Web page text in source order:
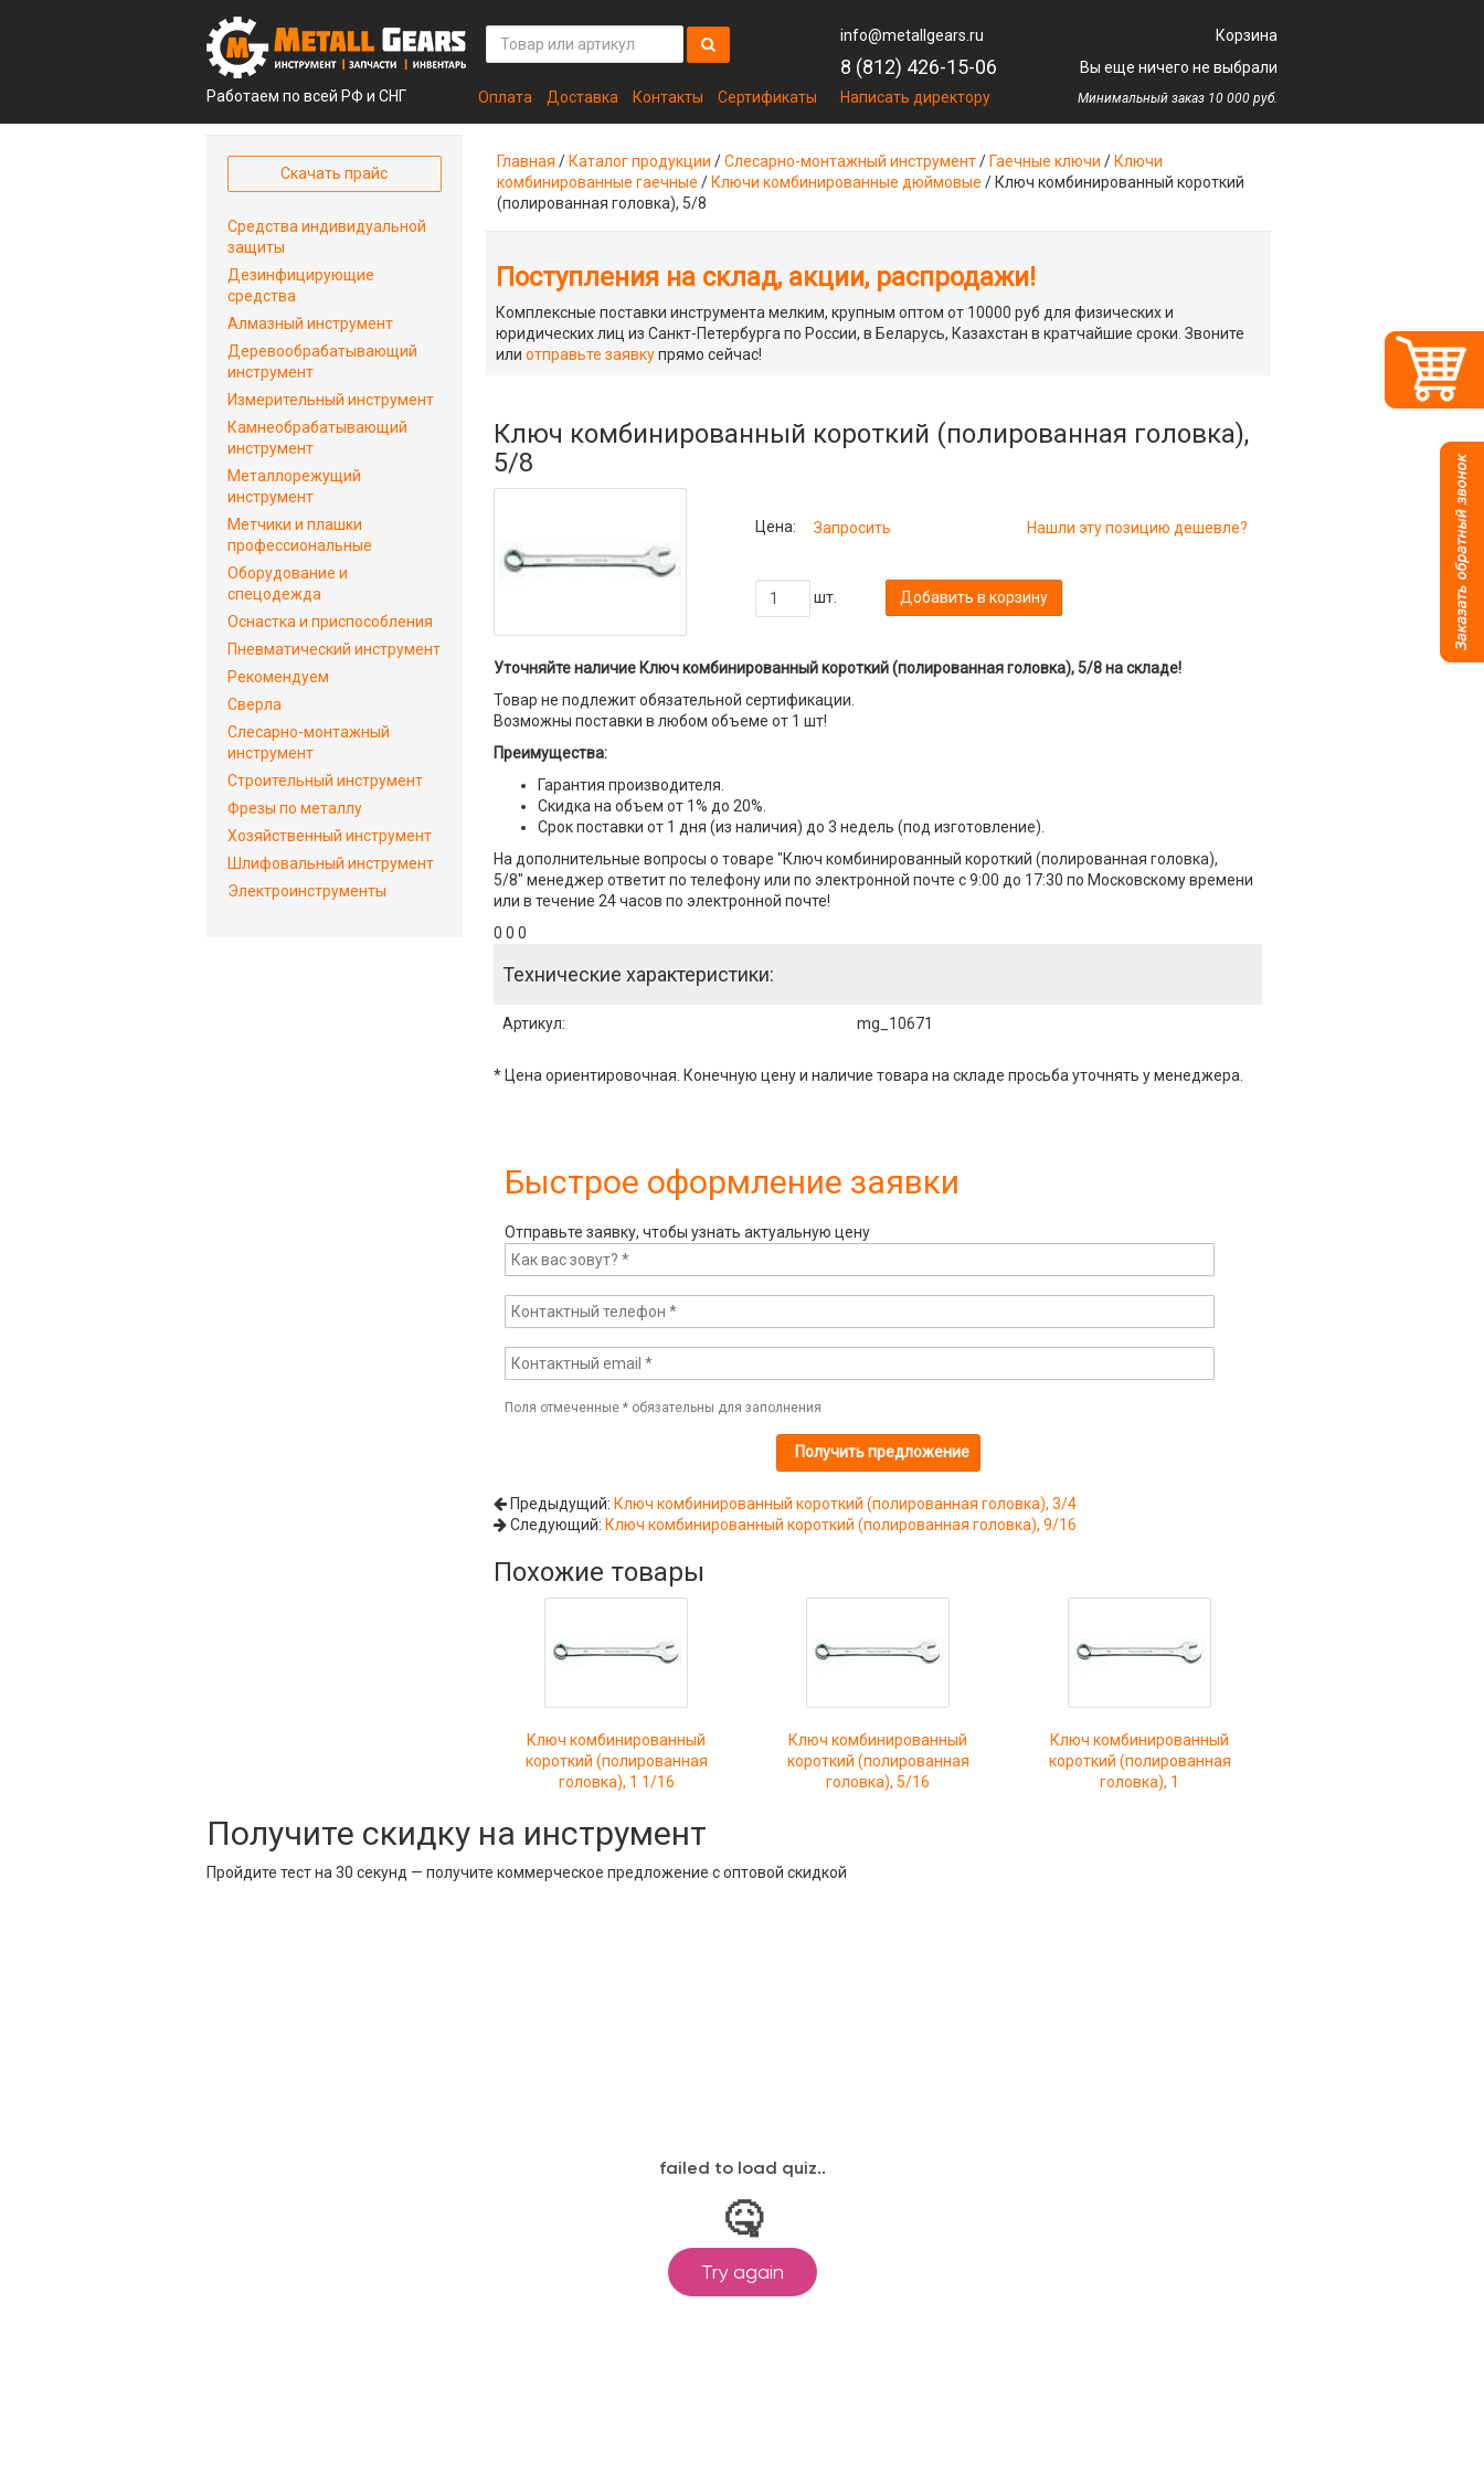
Работаем по всей РФ и СНГ Оплата Доставка Контакты Сертификаты
info@metallgears.ru
8 (812) 426-15-06
Написать директору
Корзина
Вы еще ничего не выбрали
Минимальный заказ 10 000 руб.
Главная / Каталог продукции /Слесарно-монтажный инструмент/ Гаечные ключи / Ключи
комбинированные гаечные / Ключи комбинированные дюймовые / Ключ комбинированный короткий
(полированная головка), 5/8
Поступления на склад, акции, распродажи!
Комплексные поставки инструмента мелким, крупным оптом от 10000 руб для физических и
юридических лиц из Санкт-Петербурга по России, в Беларусь, Казахстан в кратчайшие сроки. Звоните
или отправьте заявкупрямо сейчас!
Ключ комбинированный короткий (полированная головка),
5/8
Цена: Запросить Нашли эту позицию дешевле?
шт. Добавить в корзину
Уточняйте наличие Ключ комбинированный короткий (полированная головка), 5/8 на складе!
Товар не подлежит обязательной сертификации.
Возможны поставки в любом объеме от 1 шт!
Преимущества:
Гарантия производителя.
Скидка на объем от 1% до 20%.
Срок поставки от 1 дня (из наличия) до 3 недель (под изготовление).
На дополнительные вопросы о товаре "Ключ комбинированный короткий (полированная головка),
5/8" менеджер ответит по телефону или по электронной почте с 9:00 до 17:30 по Московскому времени
или в течение 24 часов по электронной почте!
0 0 0
Технические характеристики:
Артикул: mg_10671
* Цена ориентировочная. Конечную цену и наличие товара на складе просьба уточнять у менеджера.
Быстрое оформление заявки
Отправьте заявку, чтобы узнать актуальную цену
Поля отмеченные *обязательны для заполнения
Предыдущий: Ключ комбинированный короткий (полированная головка), 3/4
Следующий: Ключ комбинированный короткий (полированная головка), 9/16
Похожие товары
Ключ комбинированный
короткий (полированная
головка), 1 1/16
Ключ комбинированный
короткий (полированная
головка), 5/16
Ключ комбинированный
короткий (полированная
головка), 1
Скачать прайс
Средства индивидуальной
защиты
Дезинфицирующие
средства
Алмазный инструмент
Деревообрабатывающий
инструмент
Измерительный инструмент
Камнеобрабатывающий
инструмент
Металлорежущий
инструмент
Метчики и плашки
профессиональные
Оборудование и
спецодежда
Оснастка и приспособления
Пневматический инструмент
Рекомендуем
Сверла
Слесарно-монтажный
инструмент
Строительный инструмент
Фрезы по металлу
Хозяйственный инструмент
Шлифовальный инструмент
Электроинструменты
Получите скидку на инструмент
Пройдите тест на 30 секунд — получите коммерческое предложение с оптовой скидкой